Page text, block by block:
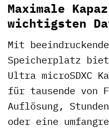
Maximale
wichtigsten
Mit
Speicherplatz
Ultra microSDXC
für tausende von
Auflösung,
oder eine